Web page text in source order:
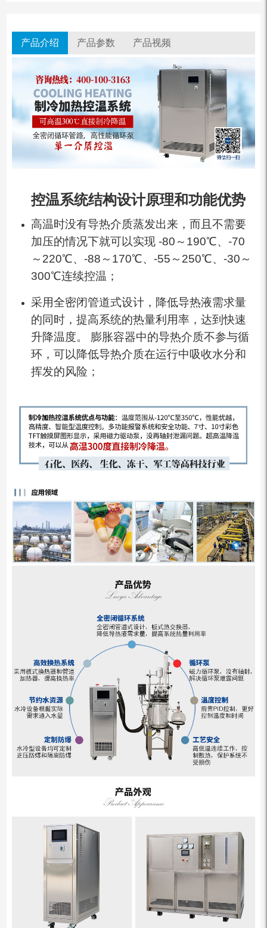
产品介绍 产品参数 产品视频
控温系统结构设计原理和功能优势
高温时没有导热介质蒸发出来，而且不需要
加压的情况下就可以实现 -80～190℃、-70
～220℃、-88～170℃、-55～250℃、-30～
300℃连续控温；
采用全密闭管道式设计，降低导热液需求量
的同时，提高系统的热量利用率，达到快速
升降温度。 膨胀容器中的导热介质不参与循
环，可以降低导热介质在运行中吸收水分和
挥发的风险；